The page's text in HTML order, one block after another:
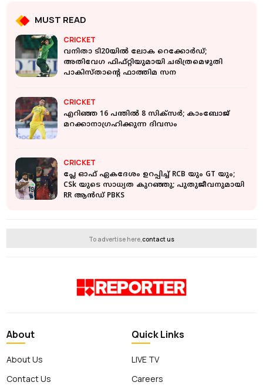
MUST READ
CRICKET
വനിതാ ടി20യില്‍ ലോക റെക്കോര്‍ഡ്;
അതിവേഗ ഫിഫ്റ്റിയുമായി ചരിത്രമെഴുതി
പാകിസ്താന്റെ ഫാത്തിമ സന
CRICKET
എറിഞ്ഞ 16 പന്തിൽ 8 സിക്സർ; കാംബോജ്
മറക്കാനാഗ്രഹിക്കുന്ന ദിവസം
CRICKET
പ്ലേ ഓഫ് ഏകദേശം ഉറപ്പിച്ച് RCB യും GT യും;
CSk യുടെ സാധ്യത കുറഞ്ഞു; പുതുജീവനുമായി
RR ആൻഡ് PBKS
To advertise here,contact us
About
About Us
Contact Us
Quick Links
LIVE TV
Careers